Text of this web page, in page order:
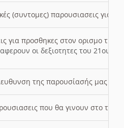
(συντομες) παρουσιασεις για
για προσθηκες στον ορισμο
οι δεξιοτητες του 21ου
της παρουσίασής μας
που θα γινουν στο